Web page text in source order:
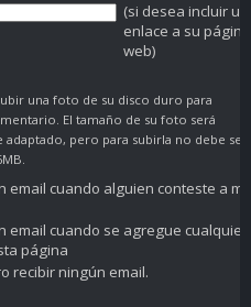
(si desea incluir un
enlace a su página
web)
una foto de su disco duro para
El tamaño de su foto será
pero para subirla no debe ser
email cuando alguien conteste a mi
email cuando se agregue cualquier
página
recibir ningún email.